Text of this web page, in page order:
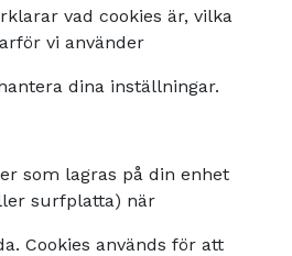
vad cookies är, vilka
vi använder
dina inställningar.
som lagras på din enhet
surfplatta) när
Cookies används för att